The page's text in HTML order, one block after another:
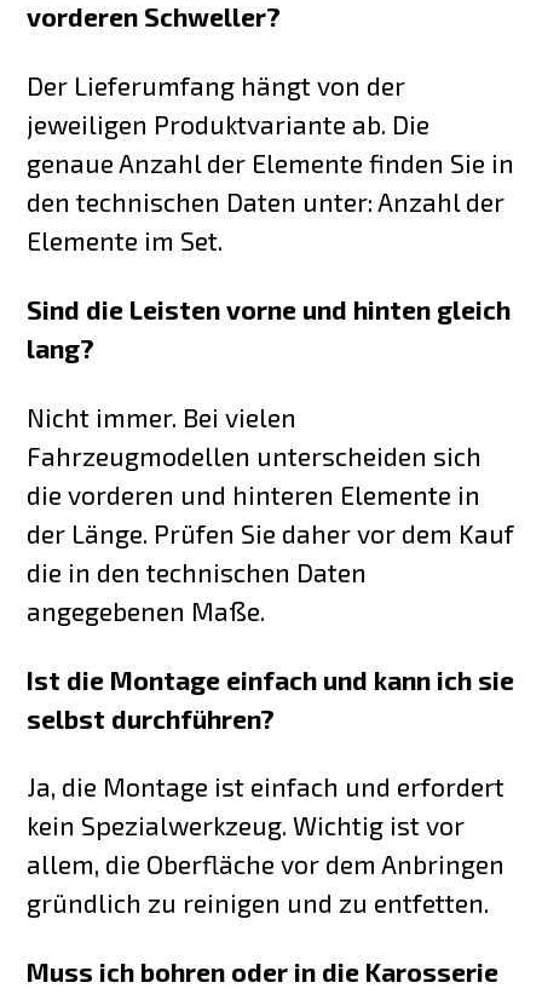
vorderen Schweller?
Der Lieferumfang hängt von der
jeweiligen Produktvariante ab. Die
genaue Anzahl der Elemente finden Sie in
den technischen Daten unter: Anzahl der
Elemente im Set.
Sind die Leisten vorne und hinten gleich
lang?
Nicht immer. Bei vielen
Fahrzeugmodellen unterscheiden sich
die vorderen und hinteren Elemente in
der Länge. Prüfen Sie daher vor dem Kauf
die in den technischen Daten
angegebenen Maße.
Ist die Montage einfach und kann ich sie
selbst durchführen?
Ja, die Montage ist einfach und erfordert
kein Spezialwerkzeug. Wichtig ist vor
allem, die Oberfläche vor dem Anbringen
gründlich zu reinigen und zu entfetten.
Muss ich bohren oder in die Karosserie